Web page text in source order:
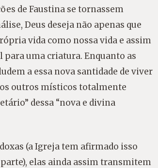
de Faustina se tornassem
Deus deseja não apenas que
vida como nossa vida e assim
uma criatura. Enquanto as
a essa nova santidade de viver
outros místicos totalmente
dessa “nova e divina
(a Igreja tem afirmado isso
elas ainda assim transmitem